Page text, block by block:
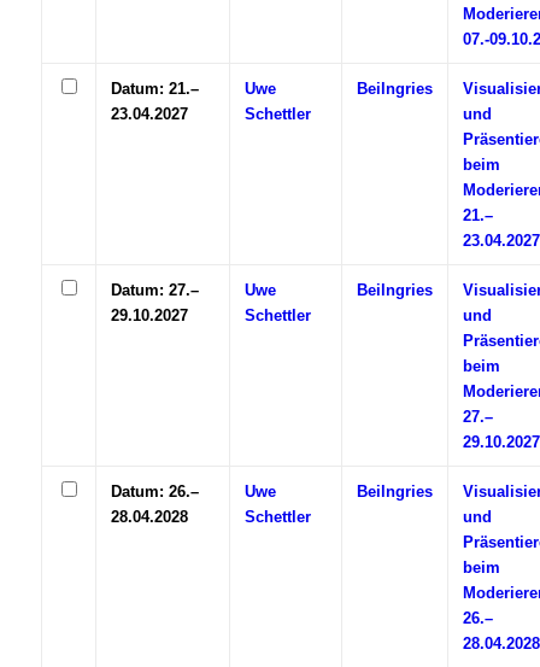
07.-
Datum: 21.–
23.04.2027
Uwe
Schettler
Beilngries
und
beim
21.–
23.04.2027
Datum: 27.–
29.10.2027
Uwe
Schettler
Beilngries
und
beim
27.–
29.10.2027
Datum: 26.–
28.04.2028
Uwe
Schettler
Beilngries
und
beim
26.–
28.04.2028